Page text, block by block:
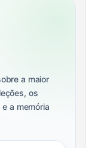
a maior
os
a memória